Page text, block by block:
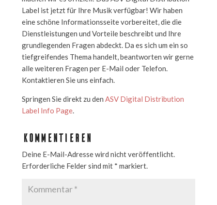
Label ist jetzt für Ihre Musik verfügbar! Wir haben
eine schöne Informationsseite vorbereitet, die die
Dienstleistungen und Vorteile beschreibt und Ihre
grundlegenden Fragen abdeckt. Da es sich um ein so
tiefgreifendes Thema handelt, beantworten wir gerne
alle weiteren Fragen per E-Mail oder Telefon.
Kontaktieren Sie uns einfach.
Springen Sie direkt zu den ASV Digital Distribution
Label Info Page.
KOMMENTIEREN
Deine E-Mail-Adresse wird nicht veröffentlicht.
Erforderliche Felder sind mit * markiert.